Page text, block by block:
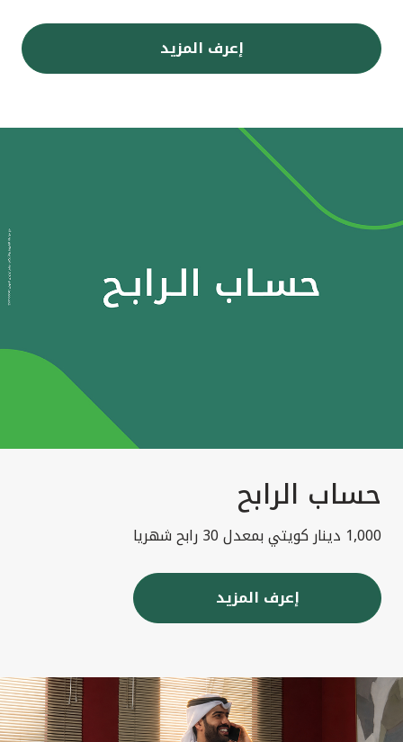
إعرف المزيد
حساب الرابح
1,000 دينار كويتي بمعدل 30 رابح شهريا
إعرف المزيد